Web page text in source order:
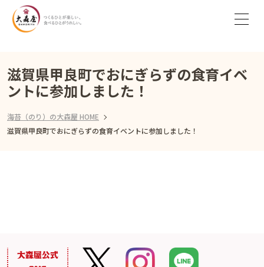
滋賀県甲良町でおにぎらずの食育イベ
ントに参加しました！
海苔（のり）の大森屋 HOME
滋賀県甲良町でおにぎらずの食育イベントに参加しました！